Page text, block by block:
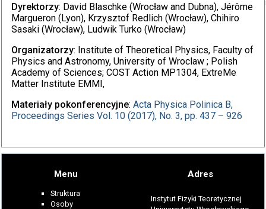
Dyrektorzy: David Blaschke (Wrocław and Dubna), Jérôme
Margueron (Lyon), Krzysztof Redlich (Wrocław), Chihiro
Sasaki (Wrocław), Ludwik Turko (Wrocław)
Organizatorzy: Institute of Theoretical Physics, Faculty of
Physics and Astronomy, University of Wroclaw ; Polish
Academy of Sciences; COST Action MP1304, ExtreMe
Matter Institute EMMI,
Materiały pokonferencyjne: Acta Physica Polinica B,
Proceedings Series Vol. 10 (2017), No. 3, pp. 437 – 926
Menu
Struktura
Osoby
Adres
Instytut Fizyki Teoretycznej